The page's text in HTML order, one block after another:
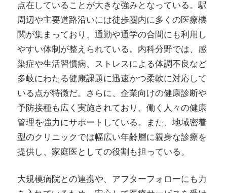
点在していることが大きな強みとなっている。駅
周辺や主要道路沿いには徒歩圏内に多くの医療機
関が集まっており、通勤や通学の合間にも利用し
やすい体制が整えられている。内科分野では、感
染症や生活習慣病、ストレスによる体調不良など
多岐にわたる健康課題に迅速かつ柔軟に対応して
いる点が特徴だ。さらに、企業向けの健康診断や
予防接種も広く実施されており、働く人々の健康
管理を強力にサポートしている。また、地域密着
型のクリニックでは幅広い年齢層に親身な診療を
提供し、家庭医としての役割も担っている。
大規模病院との連携や、アフターフォローにも力